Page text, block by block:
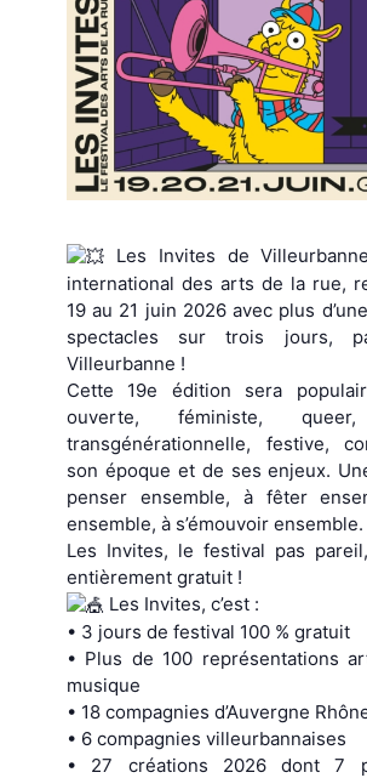
Les Invites de
international des arts de la rue,
19 au 21 juin 2026 avec plus
spectacles sur trois jours,
Villeurbanne !
Cette 19e édition sera
ouverte, féministe, queer,
transgénérationnelle, festive,
son époque et de ses enjeux.
penser ensemble, à fêter
ensemble, à s’émouvoir ensemble.
Les Invites, le festival pas
entièrement gratuit !
Les Invites, c’est :
• 3 jours de festival 100 % gratuit
• Plus de 100 représentations
musique
• 18 compagnies d’Auvergne
• 6 compagnies villeurbannaises
• 27 créations 2026 dont 7